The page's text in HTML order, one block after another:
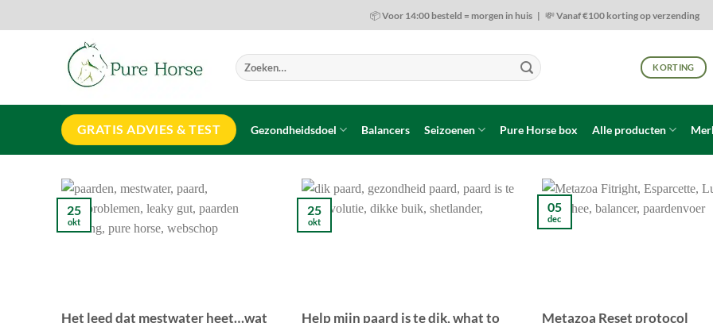
naar
📦 Voor 14:00 besteld = morgen in huis | 💸 Vanaf €100 korting op verzending
Zoeken
naar:
KORTING
GRATIS ADVIES & TEST Gezondheidsdoel Balancers Seizoenen Pure Horse box Alle producten
Het leed dat mestwater heet…wat
25
okt
Help mijn paard is te dik, what to
25
okt
Metazoa Reset protocol
05
dec